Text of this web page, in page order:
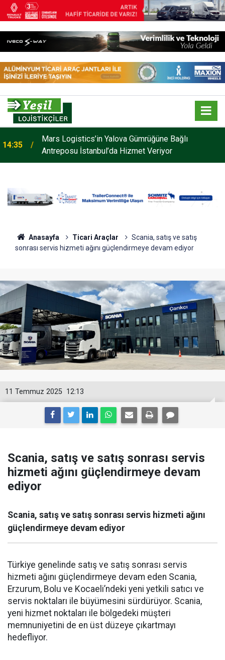
14:35
Mars Logistics’in Yalova Gümrüğüne Bağlı
Antreposu İstanbul’da Hizmet Veriyor
Anasayfa Ticari Araçlar
Scania, satış ve satış
sonrası servis hizmeti ağını güçlendirmeye devam ediyor
12:13
11 Temmuz 2025
Scania, satış ve satış sonrası servis
hizmeti ağını güçlendirmeye devam
ediyor
Scania, satış ve satış sonrası servis hizmeti ağını
güçlendirmeye devam ediyor
Türkiye genelinde satış ve satış sonrası servis
hizmeti ağını güçlendirmeye devam eden Scania,
Erzurum, Bolu ve Kocaeli’ndeki yeni yetkili satıcı ve
servis noktaları ile büyümesini sürdürüyor. Scania,
yeni hizmet noktaları ile bölgedeki müşteri
memnuniyetini de en üst düzeye çıkartmayı
hedefliyor.